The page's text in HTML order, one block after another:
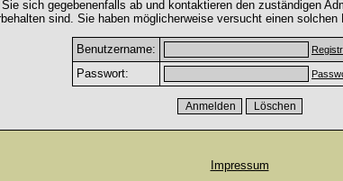
sich gegebenenfalls ab und kontaktieren den zuständigen
sind. Sie haben möglicherweise versucht einen solchen
Benutzername:
Passwort:
Impressum